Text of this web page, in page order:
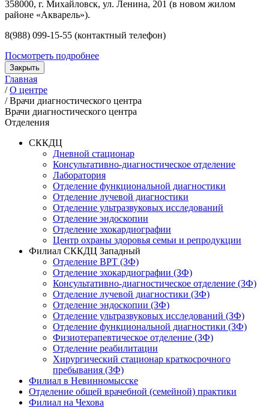
358000, г. Михайловск, ул. Ленина, 201 (в новом жилом
районе «Акварель»).
8(988) 099-15-55 (контактный телефон)
Посмотреть подробнее
Закрыть
Главная
/ О центре
/ Врачи диагностического центра
Врачи диагностического центра
Отделения
СККДЦ
Дневной стационар
Консультативно-диагностическое отделение
Лаборатория
Отделение функциональной диагностики
Отделение лучевой диагностики
Отделение ультразвуковых исследований
Отделение эндоскопии
Отделение эхокардиографии
Центр охраны здоровья семьи и репродукции
Филиал СККДЦ Западный
Отделение ВРТ (ЗФ)
Отделение эхокардиографии (ЗФ)
Консультативно-диагностическое отделение (ЗФ)
Отделение лучевой диагностики (ЗФ)
Отделение эндоскопии (ЗФ)
Отделение ультразвуковых исследований (ЗФ)
Отделение функциональной диагностики (ЗФ)
Физиотерапевтическое отделение (ЗФ)
Отделение реабилитации
Хирургический стационар краткосрочного
пребывания (ЗФ)
Филиал в Невинномысске
Отделение общей врачебной (семейной) практики
Филиал на Чехова